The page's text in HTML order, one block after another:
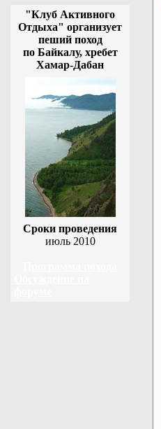
"Клуб Активного
Отдыха" организует
пеший поход
по Байкалу, хребет
Хамар-Дабан
Сроки проведения
июль 2010